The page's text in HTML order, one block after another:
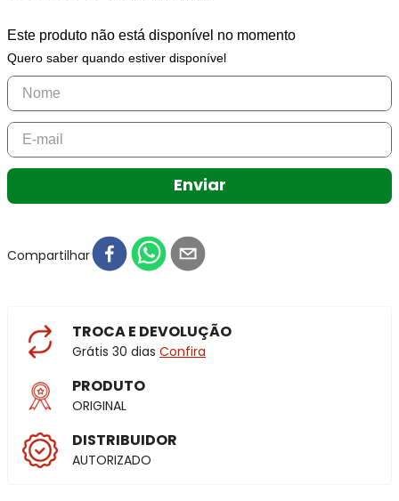
Este produto não está disponível no momento
Quero saber quando estiver disponível
Enviar
Compartilhar
TROCA E DEVOLUÇÃO
Grátis 30 dias Confira
PRODUTO
ORIGINAL
DISTRIBUIDOR
AUTORIZADO